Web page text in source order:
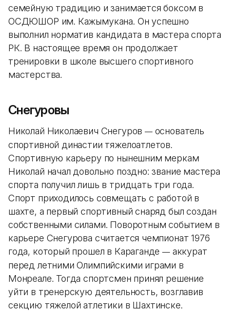
семейную традицию и занимается боксом в
ОСДЮШОР им. Кажымукана. Он успешно
выполнил норматив кандидата в мастера спорта
РК. В настоящее время он продолжает
тренировки в школе высшего спортивного
мастерства.
Снегуровы
Николай Николаевич Снегуров —основатель
спортивной династии тяжелоатлетов.
Спортивную карьеру по нынешним меркам
Николай начал довольно поздно: звание мастера
спорта получил лишь в тридцать три года.
Спорт приходилось совмещать с работой в
шахте, а первый спортивный снаряд был создан
собственными силами. Поворотным событием в
карьере Снегурова считается чемпионат 1976
года, который прошел в Караганде—аккурат
перед летними Олимпийскими играми в
Монреале. Тогда спортсмен принял решение
уйти в тренерскую деятельность, возглавив
секцию тяжелой атлетики в Шахтинске.